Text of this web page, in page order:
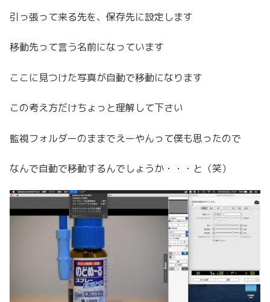
引っ張って来る先を、保存先に設定します
移動先って言う名前になっています
ここに見つけた写真が自動で移動になります
この考え方だけちょっと理解して下さい
監視フォルダーのままでえーやんって僕も思ったので
なんで自動で移動するんでしょうか・・・と（笑）